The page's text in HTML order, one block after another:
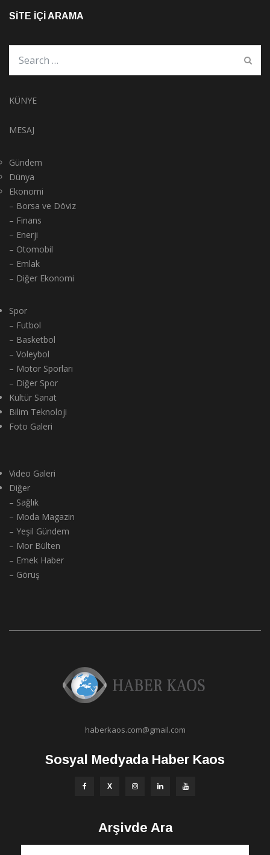
SITE İÇI ARAMA
KÜNYE
MESAJ
Gündem
Dünya
Ekonomi
– Borsa ve Döviz
– Finans
– Enerji
– Otomobil
– Emlak
– Diğer Ekonomi
Spor
– Futbol
– Basketbol
– Voleybol
– Motor Sporları
– Diğer Spor
Kültür Sanat
Bilim Teknoloji
Foto Galeri
Video Galeri
Diğer
– Sağlık
– Moda Magazin
– Yeşil Gündem
– Mor Bülten
– Emek Haber
– Görüş
haberkaos.com@gmail.com
Sosyal Medyada Haber Kaos
Arşivde Ara